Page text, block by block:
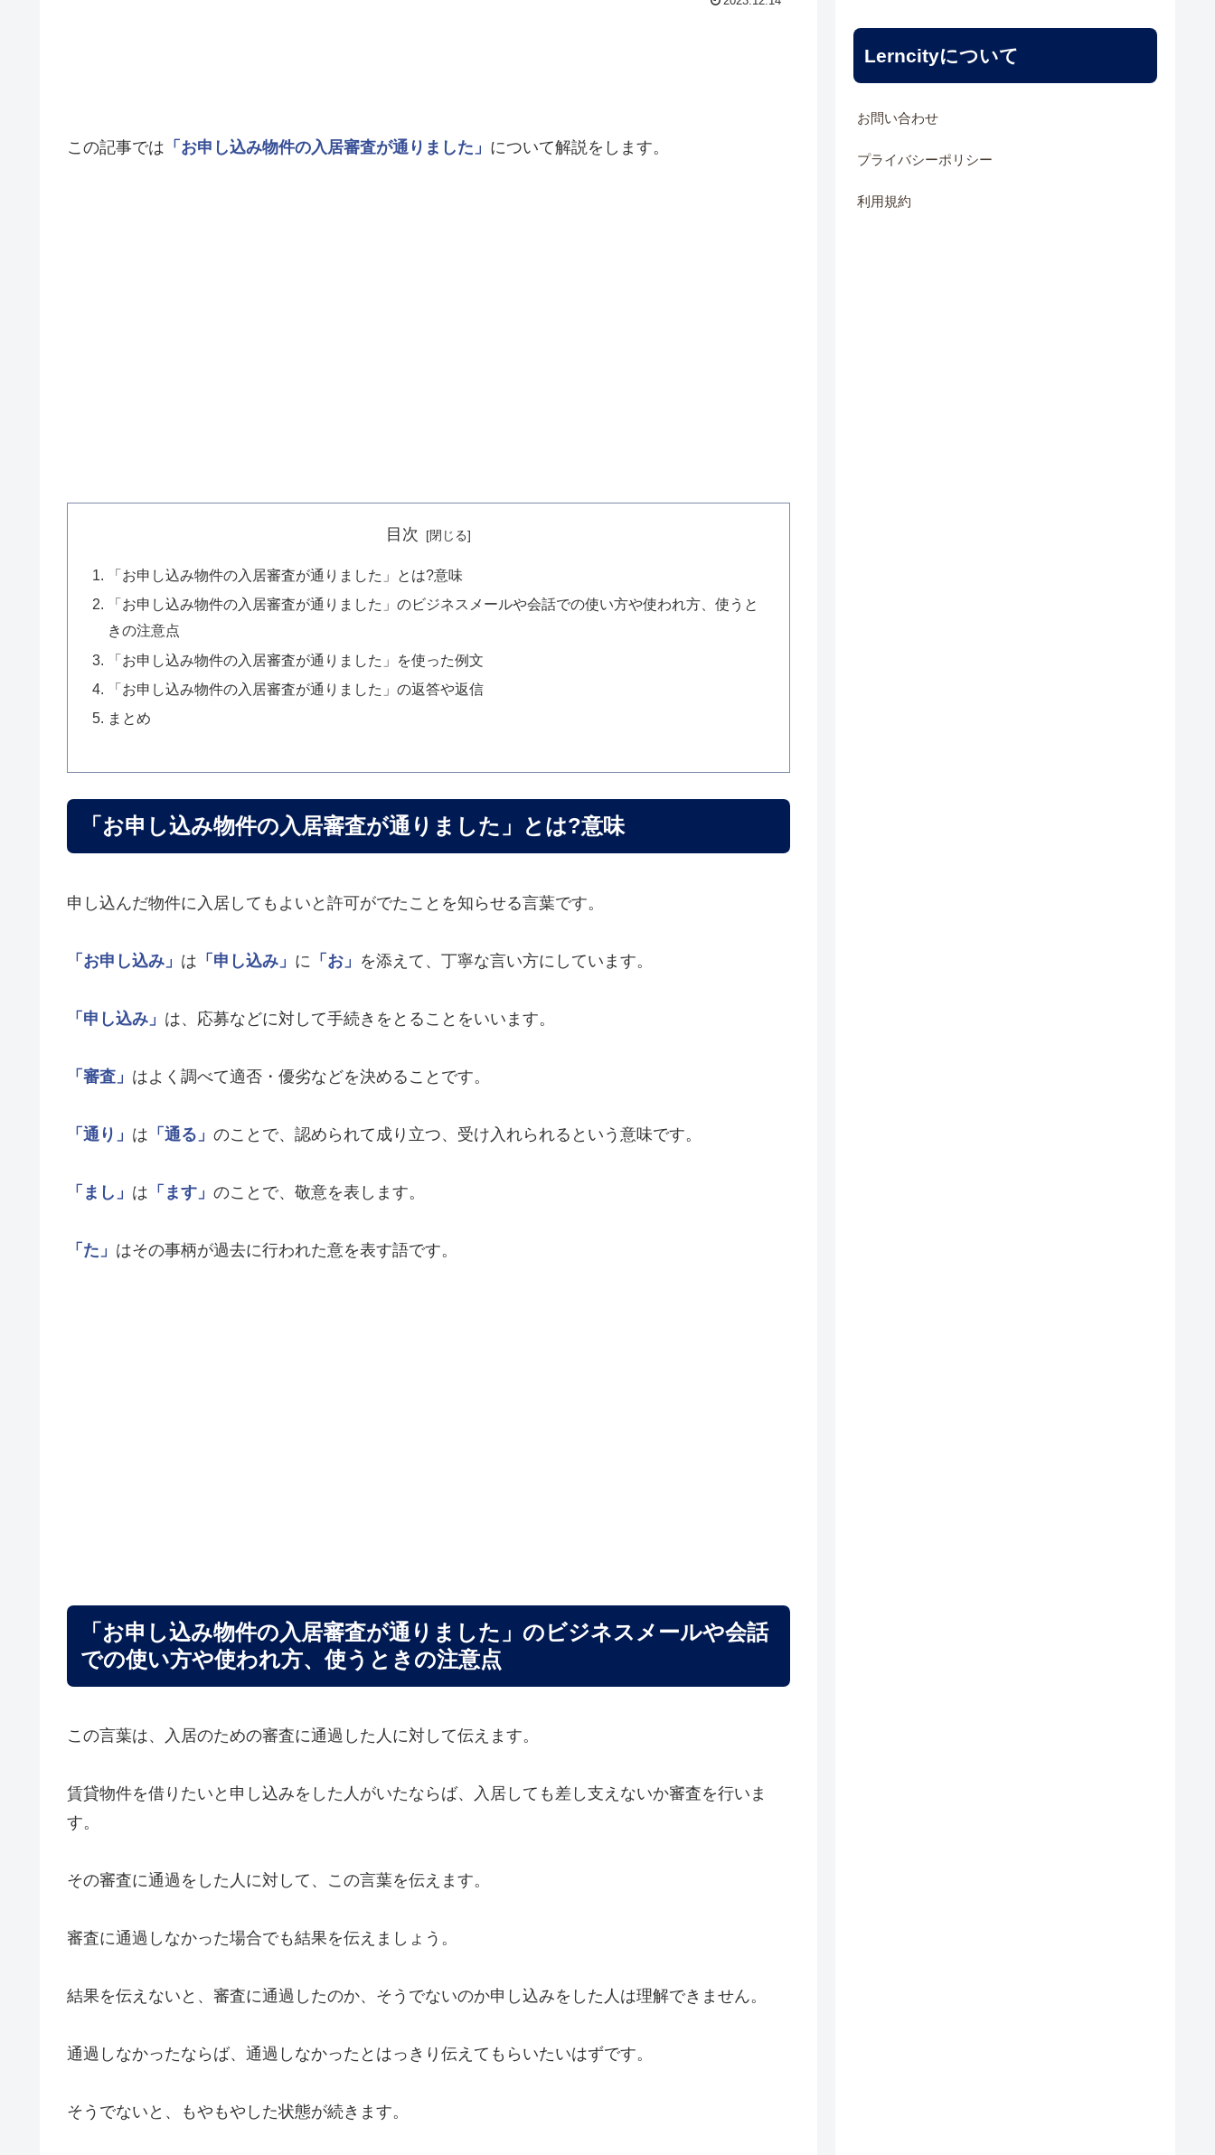
この記事では 「お申し込み物件の入居審査が通りました」 について解説をします。
目次
「お申し込み物件の入居審査が通りました」とは?意味
「お申し込み物件の入居審査が通りました」のビジネスメールや会話での使い方や使われ方、使うと
きの注意点
「お申し込み物件の入居審査が通りました」を使った例文
「お申し込み物件の入居審査が通りました」の返答や返信
まとめ
「お申し込み物件の入居審査が通りました」とは?意味
申し込んだ物件に入居してもよいと許可がでたことを知らせる言葉です。
「お申し込み」 は 「申し込み」 に 「お」 を添えて、丁寧な言い方にしています。
「申し込み」 は、応募などに対して手続きをとることをいいます。
「審査」 はよく調べて適否・優劣などを決めることです。
「通り」 は 「通る」 のことで、認められて成り立つ、受け入れられるという意味です。
「まし」 は 「ます」 のことで、敬意を表します。
「た」 はその事柄が過去に行われた意を表す語です。
「お申し込み物件の入居審査が通りました」のビジネスメールや会話
での使い方や使われ方、使うときの注意点
この言葉は、入居のための審査に通過した人に対して伝えます。
賃貸物件を借りたいと申し込みをした人がいたならば、入居しても差し支えないか審査を行いま
す。
その審査に通過をした人に対して、この言葉を伝えます。
審査に通過しなかった場合でも結果を伝えましょう。
結果を伝えないと、審査に通過したのか、そうでないのか申し込みをした人は理解できません。
通過しなかったならば、通過しなかったとはっきり伝えてもらいたいはずです。
そうでないと、もやもやした状態が続きます。
Lerncityについて
お問い合わせ
プライバシーポリシー
利用規約